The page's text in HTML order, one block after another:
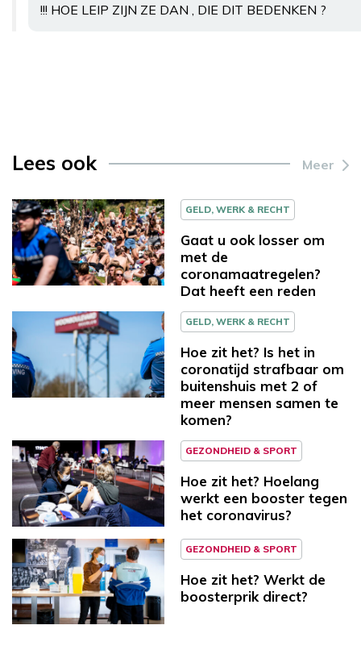
!!! HOE LEIP ZIJN ZE DAN , DIE DIT BEDENKEN ?
Lees ook Meer
GELD, WERK & RECHT
Gaat u ook losser om
met de
coronamaatregelen?
Dat heeft een reden
GELD, WERK & RECHT
Hoe zit het? Is het in
coronatijd strafbaar om
buitenshuis met 2 of
meer mensen samen te
komen?
GEZONDHEID & SPORT
Hoe zit het? Hoelang
werkt een booster tegen
het coronavirus?
GEZONDHEID & SPORT
Hoe zit het? Werkt de
boosterprik direct?